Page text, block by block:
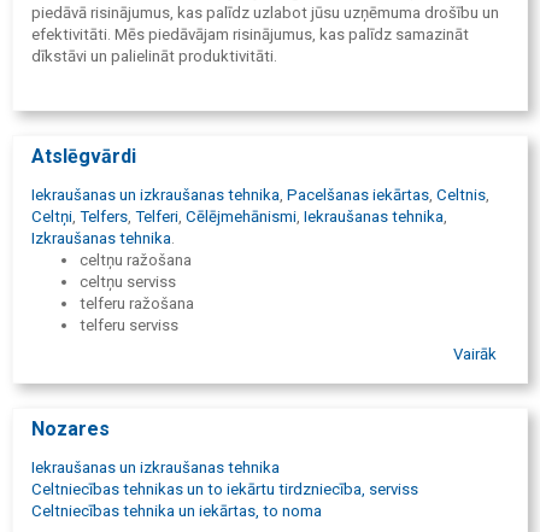
piedāvā risinājumus, kas palīdz uzlabot jūsu uzņēmuma drošību un
efektivitāti. Mēs piedāvājam risinājumus, kas palīdz samazināt
dīkstāvi un palielināt produktivitāti.
Atslēgvārdi
Iekraušanas un izkraušanas tehnika, Pacelšanas iekārtas, Celtnis,
Celtņi, Telfers, Telferi, Cēlējmehānismi, Iekraušanas tehnika,
Izkraušanas tehnika.
celtņu ražošana
celtņu serviss
telferu ražošana
telferu serviss
tilta celtnis
portālceltņi
pacelšanas mehānismi
pacelšanas iekārtas
cēlējmehānismu izgatavošana pēc pasūtījuma
Vairāk
Nozares
Iekraušanas un izkraušanas tehnika
Celtniecības tehnikas un to iekārtu tirdzniecība, serviss
Celtniecības tehnika un iekārtas, to noma